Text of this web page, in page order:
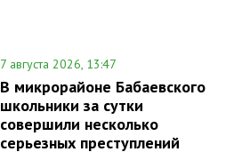
7 августа 2026, 13:47
В микрорайоне Бабаевского
школьники за сутки
совершили несколько
серьезных преступлений